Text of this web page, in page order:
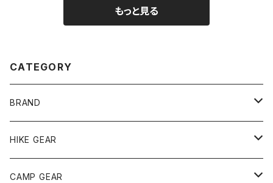
もっと見る
CATEGORY
BRAND
andwander
ANOBA
HIKE GEAR
テント、シェルター
CAMP GEAR